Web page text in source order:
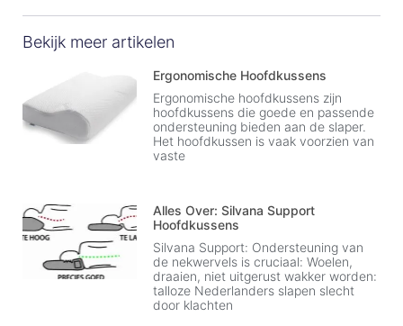
Bekijk meer artikelen
Ergonomische Hoofdkussens
Ergonomische hoofdkussens zijn
hoofdkussens die goede en passende
ondersteuning bieden aan de slaper.
Het hoofdkussen is vaak voorzien van
vaste
Alles Over: Silvana Support
Hoofdkussens
Silvana Support: Ondersteuning van
de nekwervels is cruciaal: Woelen,
draaien, niet uitgerust wakker worden:
talloze Nederlanders slapen slecht
door klachten